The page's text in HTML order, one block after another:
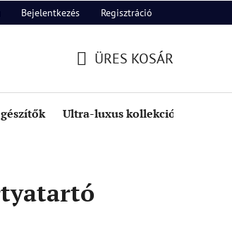
Bejelentkezés Regisztráció
ÜRES KOSÁR
Ultra-luxus kollekció